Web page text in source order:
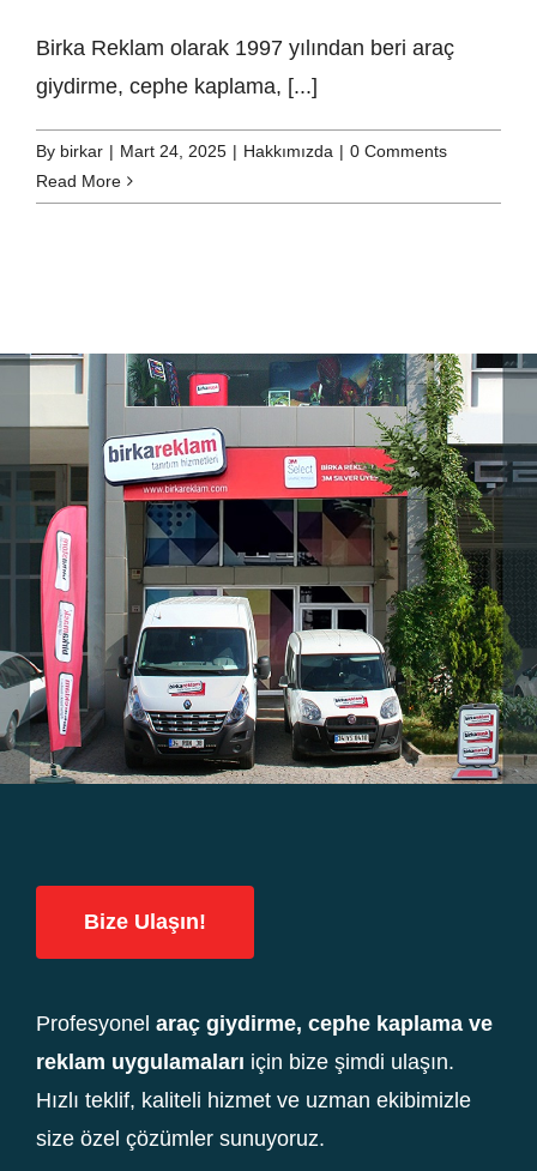
Birka Reklam olarak 1997 yılından beri araç
giydirme, cephe kaplama, [...]
By birkar | Mart 24, 2025 | Hakkımızda | 0 Comments
Read More
Bize Ulaşın!
Profesyonel araç giydirme, cephe kaplama ve
reklam uygulamaları için bize şimdi ulaşın.
Hızlı teklif, kaliteli hizmet ve uzman ekibimizle
size özel çözümler sunuyoruz.